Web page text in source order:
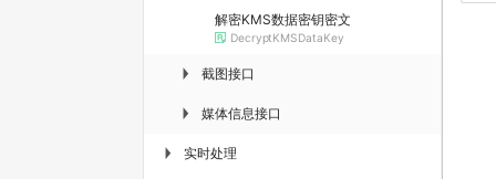
解密KMS数据密钥密文
DecryptKMSDataKey
▶ 截图接口
▶ 媒体信息接口
▶ 实时处理